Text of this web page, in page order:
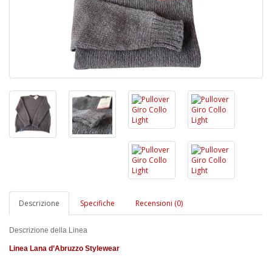
Descrizione Specifiche Recensioni (0)
Descrizione della Linea
Linea Lana d’Abruzzo Stylewear